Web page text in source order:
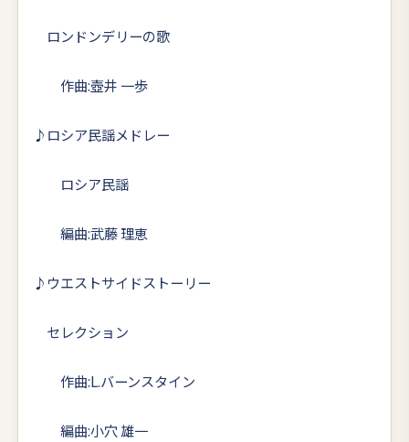
ロンドンデリーの歌
作曲:壺井 一歩
♪ロシア民謡メドレー
ロシア民謡
編曲:武藤 理恵
♪ウエストサイドストーリー
セレクション
作曲:L.バーンスタイン
編曲:小穴 雄一